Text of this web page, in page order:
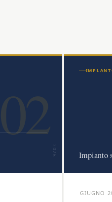
02
2026 Impianto
GIUGNO